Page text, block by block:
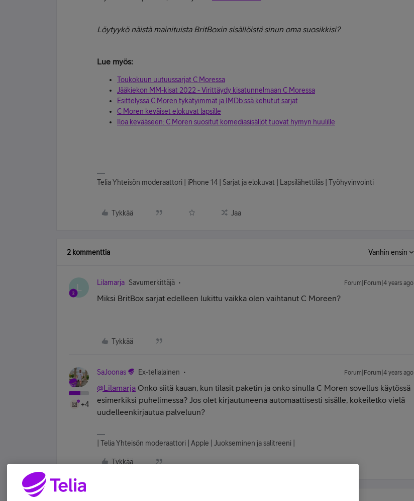
Löytyykö näistä mainituista BritBoxin sisällöistä sinun oma suosikkisi?
Lue myös:
Toukokuun uutuussarjat C Moressa
Jääkiekon MM-kisat 2022 - Virittäydy kisatunnelmaan C Moressa
Esittelyssä C Moren tykätyimmät ja IMDb:ssä kehutut sarjat
C Moren keväiset elokuvat lapsille
Iloa kevääseen: C Moren suositut komediasisällöt tuovat hymyn huulille
Telia Yhteisön moderaattori | iPhone 14 | Sarjat ja elokuvat | Lapsilähettiläs | Työhyvinvointi
Tykkää Jaa
2 kommenttia Vanhin ensin
L Lilamarja Savumerkittäjä Forum|Forum|4 years ago
Miksi BritBox sarjat edelleen lukittu vaikka olen vaihtanut C Moreen?
Tykkää
+4
SaJoonas Ex-telialainen Forum|Forum|4 years ago
@Lilamarja Onko siitä kauan, kun tilasit paketin ja onko sinulla C Moren sovellus käytössä
esimerkiksi puhelimessa? Jos olet kirjautuneena automaattisesti sisälle, kokeiletko vielä
uudelleenkirjautua palveluun?
| Telia Yhteisön moderaattori | Apple | Juokseminen ja salitreeni |
Tykkää